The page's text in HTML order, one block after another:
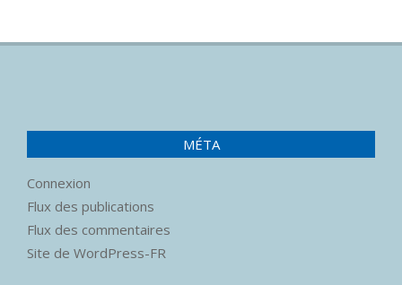
MÉTA
Connexion
Flux des publications
Flux des commentaires
Site de WordPress-FR